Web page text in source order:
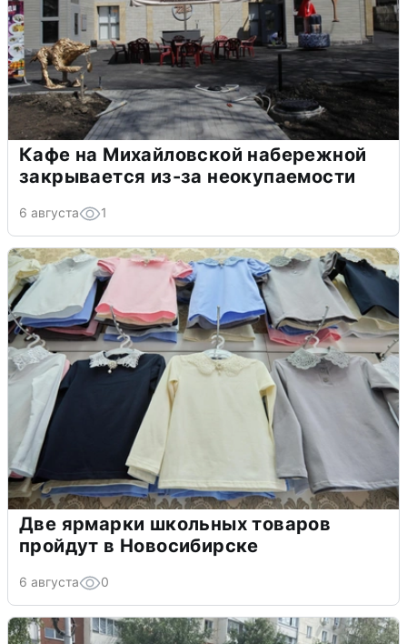
Кафе на Михайловской набережной
закрывается из-за неокупаемости
6 августа 1
Две ярмарки школьных товаров
пройдут в Новосибирске
6 августа 0